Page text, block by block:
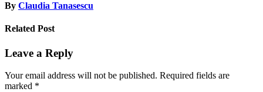
By Claudia Tanasescu
Related Post
Leave a Reply
Your email address will not be published. Required fields are
marked *